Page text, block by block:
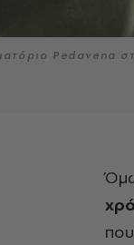
Pedavena